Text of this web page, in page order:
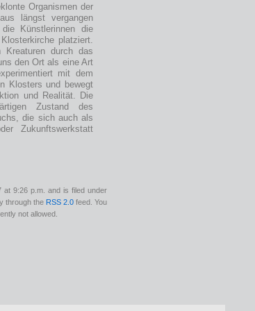
Organismen der
längst vergangen
Künstlerinnen die
platziert.
Kreaturen durch das
den Ort als eine Art
mit dem
Klosters und bewegt
und Realität. Die
Zustand des
die sich auch als
Zukunftswerkstatt
9:26 p.m. and is filed under
through the RSS 2.0feed. You
not allowed.